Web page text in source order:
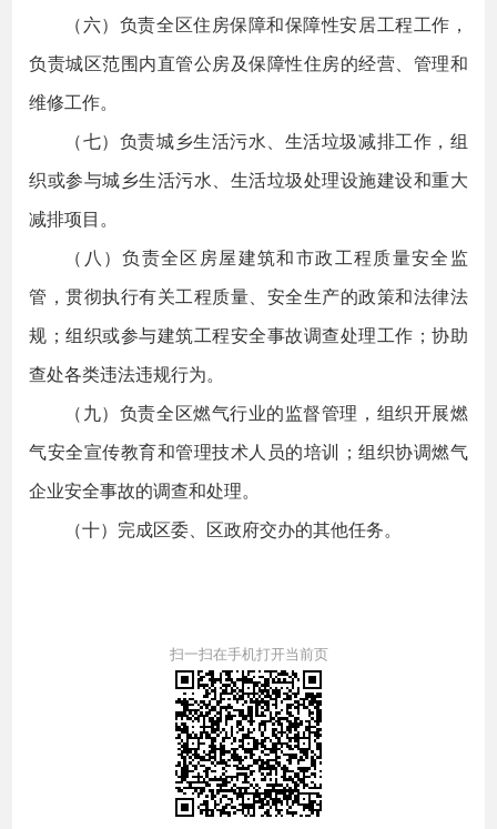
（六）负责全区住房保障和保障性安居工程工作，
负责城区范围内直管公房及保障性住房的经营、管理和
维修工作。
（七）负责城乡生活污水、生活垃圾减排工作，组
织或参与城乡生活污水、生活垃圾处理设施建设和重大
减排项目。
（八）负责全区房屋建筑和市政工程质量安全监
管，贯彻执行有关工程质量、安全生产的政策和法律法
规；组织或参与建筑工程安全事故调查处理工作；协助
查处各类违法违规行为。
（九）负责全区燃气行业的监督管理，组织开展燃
气安全宣传教育和管理技术人员的培训；组织协调燃气
企业安全事故的调查和处理。
（十）完成区委、区政府交办的其他任务。
扫一扫在手机打开当前页